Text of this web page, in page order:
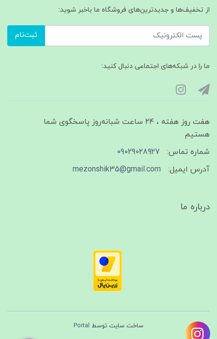
از تخفیف‌ها و جدیدترین‌های فروشگاه ما باخبر شوید:
ثبت‌نام
ما را در شبکه‌های اجتماعی دنبال کنید:
هفت روز هفته ، ۲۴ ساعت شبانه‌روز پاسخگوی شما
هستیم
شماره تماس:
09029028927
آدرس ایمیل:
mezonshik35@gmail.com
درباره ما
ساخت سایت توسط Portal